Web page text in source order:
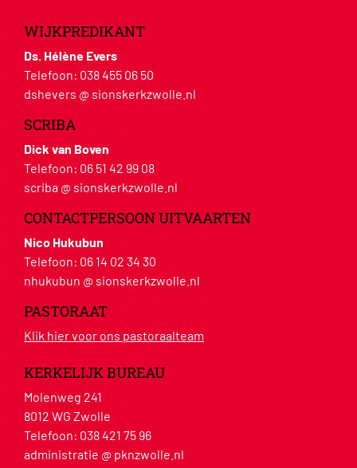
WIJKPREDIKANT
Ds. Hélène Evers
Telefoon: 038 455 06 50
dshevers @ sionskerkzwolle.nl
SCRIBA
Dick van Boven
Telefoon: 06 51 42 99 08
scriba @ sionskerkzwolle.nl
CONTACTPERSOON UITVAARTEN
Nico Hukubun
Telefoon: 06 14 02 34 30
nhukubun @ sionskerkzwolle.nl
PASTORAAT
Klik hier voor ons pastoraalteam
KERKELIJK BUREAU
Molenweg 241
8012 WG Zwolle
Telefoon: 038 421 75 96
administratie @ pknzwolle.nl